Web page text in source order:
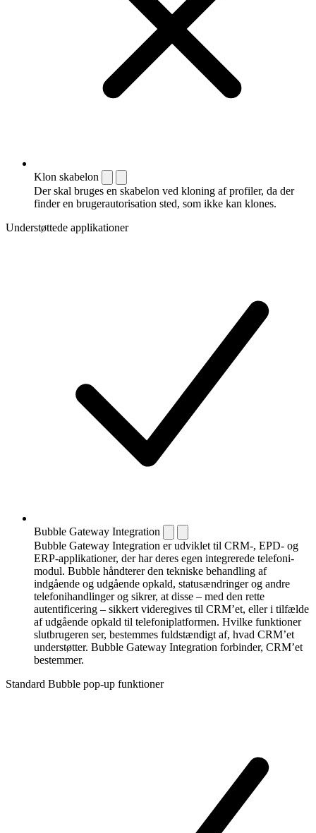
Klon skabelon
Der skal bruges en skabelon ved kloning af profiler, da der
finder en brugerautorisation sted, som ikke kan klones.
Understøttede applikationer
Bubble Gateway Integration
Bubble Gateway Integration er udviklet til CRM-, EPD- og
ERP-applikationer, der har deres egen integrerede telefoni­
modul. Bubble håndterer den tekniske behandling af
indgående og udgående opkald, statusændringer og andre
telefoni­handlinger og sikrer, at disse – med den rette
autentificering – sikkert videregives til CRM’et, eller i tilfælde
af udgående opkald til telefoni­platformen. Hvilke funktioner
slutbrugeren ser, bestemmes fuldstændigt af, hvad CRM’et
understøtter. Bubble Gateway Integration forbinder, CRM’et
bestemmer.
Standard Bubble pop-up funktioner